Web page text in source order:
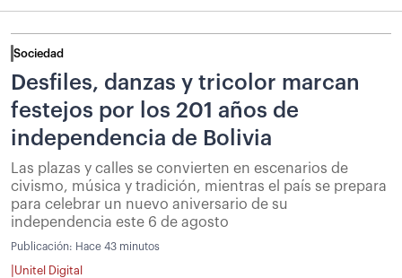
Sociedad
Desfiles, danzas y tricolor marcan
festejos por los 201 años de
independencia de Bolivia
Las plazas y calles se convierten en escenarios de
civismo, música y tradición, mientras el país se prepara
para celebrar un nuevo aniversario de su
independencia este 6 de agosto
Publicación: Hace 43 minutos
Unitel Digital